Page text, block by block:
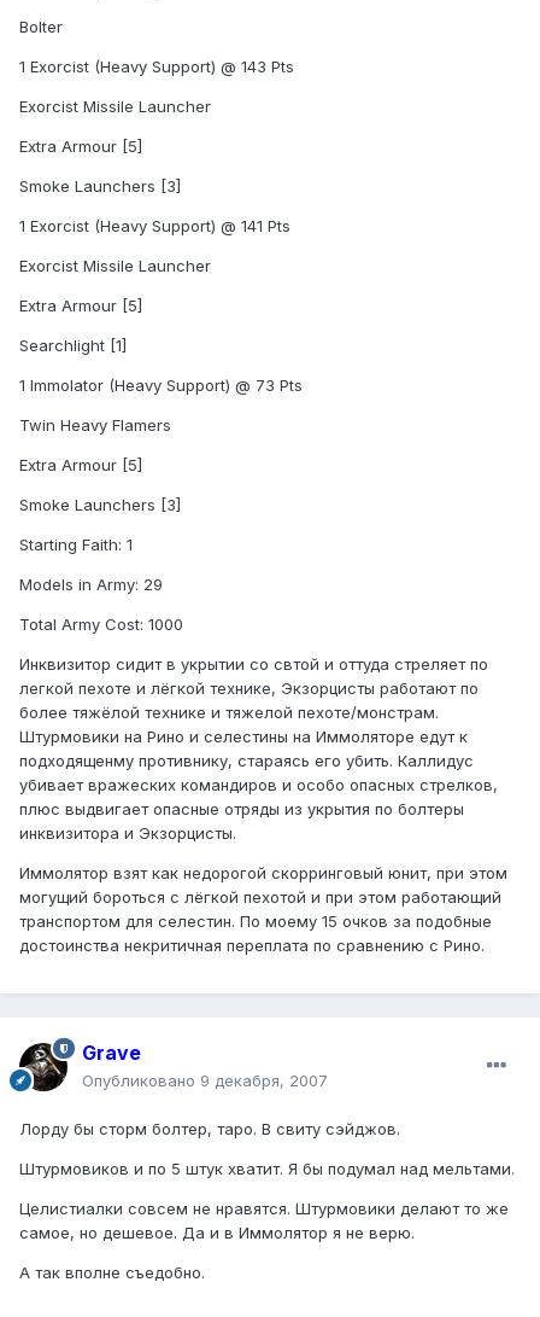
Bolter
1 Exorcist (Heavy Support) @ 143 Pts
Exorcist Missile Launcher
Extra Armour [5]
Smoke Launchers [3]
1 Exorcist (Heavy Support) @ 141 Pts
Exorcist Missile Launcher
Extra Armour [5]
Searchlight [1]
1 Immolator (Heavy Support) @ 73 Pts
Twin Heavy Flamers
Extra Armour [5]
Smoke Launchers [3]
Starting Faith: 1
Models in Army: 29
Total Army Cost: 1000
Инквизитор сидит в укрытии со свтой и оттуда стреляет по
легкой пехоте и лёгкой технике, Экзорцисты работают по
более тяжёлой технике и тяжелой пехоте/монстрам.
Штурмовики на Рино и селестины на Иммоляторе едут к
подходященму противнику, стараясь его убить. Каллидус
убивает вражеских командиров и особо опасных стрелков,
плюс выдвигает опасные отряды из укрытия по болтеры
инквизитора и Экзорцисты.
Иммолятор взят как недорогой скорринговый юнит, при этом
могущий бороться с лёгкой пехотой и при этом работающий
транспортом для селестин. По моему 15 очков за подобные
достоинства некритичная переплата по сравнению с Рино.
Grave
Опубликовано 9 декабря, 2007
Лорду бы сторм болтер, таро. В свиту сэйджов.
Штурмовиков и по 5 штук хватит. Я бы подумал над мельтами.
Целистиалки совсем не нравятся. Штурмовики делают то же
самое, но дешевое. Да и в Иммолятор я не верю.
А так вполне съедобно.